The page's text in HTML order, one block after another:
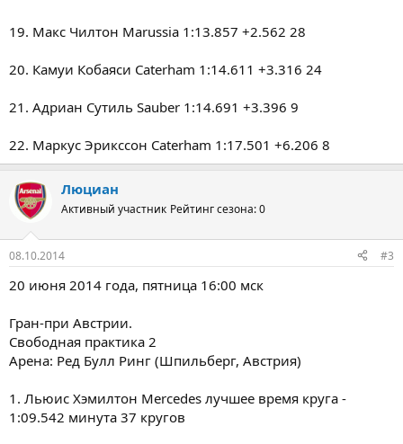
19. Макс Чилтон Marussia 1:13.857 +2.562 28
20. Камуи Кобаяси Caterham 1:14.611 +3.316 24
21. Адриан Сутиль Sauber 1:14.691 +3.396 9
22. Маркус Эрикссон Caterham 1:17.501 +6.206 8
Люциан
Активный участник Рейтинг сезона: 0
08.10.2014 #3
20 июня 2014 года, пятница 16:00 мск
Гран-при Австрии.
Свободная практика 2
Арена: Ред Булл Ринг (Шпильберг, Австрия)
1. Льюис Хэмилтон Mercedes лучшее время круга -
1:09.542 минута 37 кругов